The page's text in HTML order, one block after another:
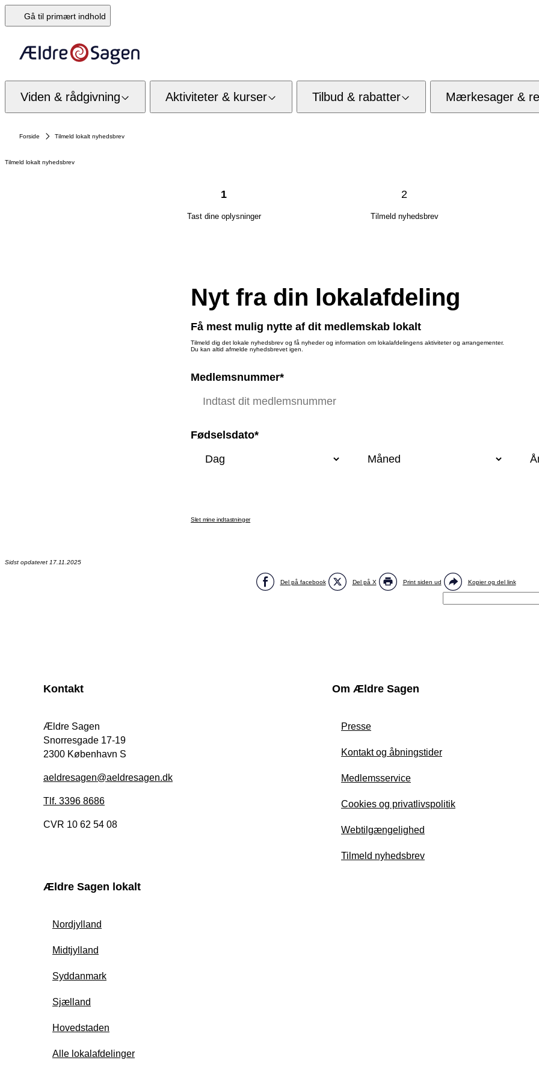
Gå til primært indhold
Viden & rådgivning Aktiviteter & kurser Tilbud & rabatter Mærkesager &
Forside Tilmeld lokalt nyhedsbrev
Tilmeld lokalt nyhedsbrev
1
Tast dine oplysninger
2
Tilmeld nyhedsbrev
Nyt fra din lokalafdeling
Få mest mulig nytte af dit medlemskab lokalt
Tilmeld dig det lokale nyhedsbrev og få nyheder og information om lokalafdelingens aktiviteter og arrangementer.
Du kan altid afmelde nyhedsbrevet igen.
Medlemsnummer*
Fødselsdato*
Slet mine indtastninger
Sidst opdateret 17.11.2025
Del på facebook Del på X Print siden ud Kopier og del link
Kontakt
Ældre Sagen
Snorresgade 17-19
2300 København S
aeldresagen@aeldresagen.dk
Tlf. 3396 8686
CVR 10 62 54 08
Om Ældre Sagen
Presse
Kontakt og åbningstider
Medlemsservice
Cookies og privatlivspolitik
Webtilgængelighed
Tilmeld nyhedsbrev
Ældre Sagen lokalt
Nordjylland
Midtjylland
Syddanmark
Sjælland
Hovedstaden
Alle lokalafdelinger